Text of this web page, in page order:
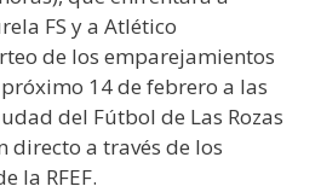
FS y a Atlético
de los emparejamientos
14 de febrero a las
del Fútbol de Las Rozas
directo a través de los
la RFEF.